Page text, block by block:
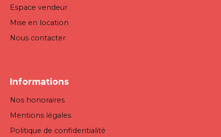
Espace vendeur
Mise en location
Nous contacter
Informations
Nos honoraires
Mentions légales
Politique de confidentialité